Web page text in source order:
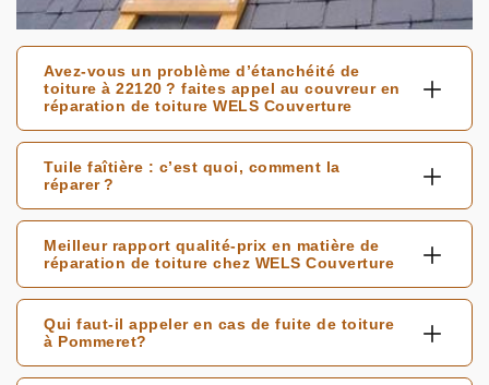
Avez-vous un problème d’étanchéité de
toiture à 22120 ? faites appel au couvreur en
réparation de toiture WELS Couverture
Tuile faîtière : c’est quoi, comment la
réparer ?
Meilleur rapport qualité-prix en matière de
réparation de toiture chez WELS Couverture
Qui faut-il appeler en cas de fuite de toiture
à Pommeret?